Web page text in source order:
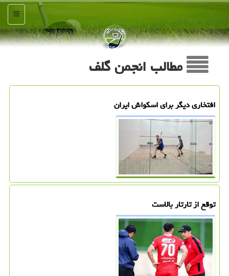
منو
مطالب انجمن گلف
افتخاری دیگر برای اسکواش ایران
توقع از تارتار بالاست